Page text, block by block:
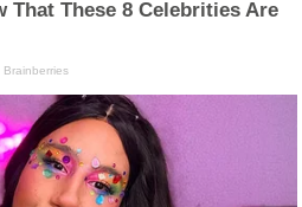
That These 8 Celebrities Are
Brainberries